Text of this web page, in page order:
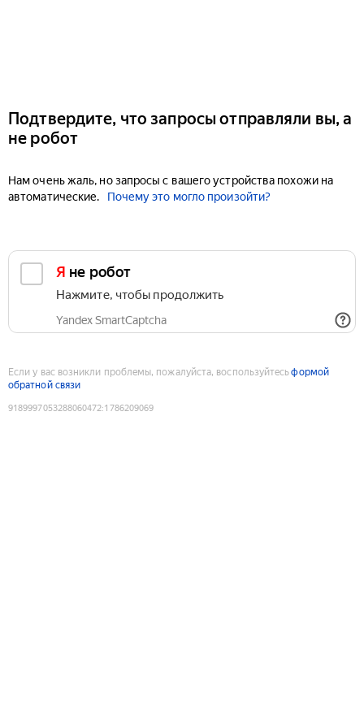
Подтвердите, что запросы отправляли вы, а
не робот
Нам очень жаль, но запросы с вашего устройства похожи на
автоматические.
Почему это могло произойти?
Я не робот
Нажмите, чтобы продолжить
Yandex SmartCaptcha
Если у вас возникли проблемы, пожалуйста, воспользуйтесьформой
обратной связи
9189997053288060472:1786209069